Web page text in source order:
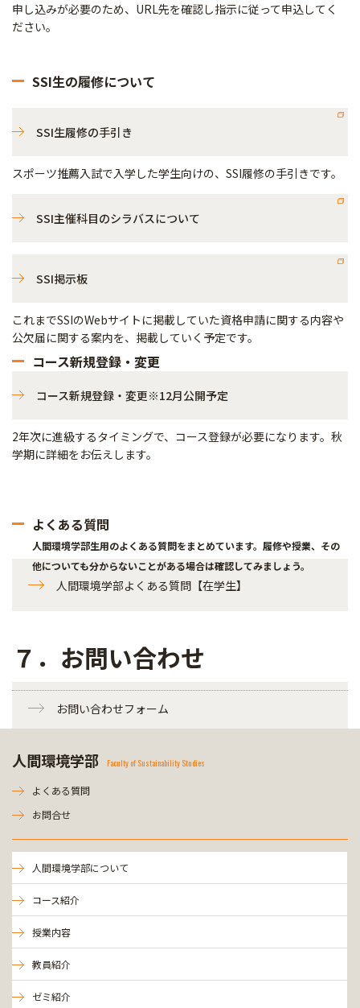
申し込みが必要のため、URL先を確認し指示に従って申込してく
ださい。
SSI生の履修について
SSI生履修の手引き
スポーツ推薦入試で入学した学生向けの、SSI履修の手引きです。
SSI主催科目のシラバスについて
SSI掲示板
これまでSSIのWebサイトに掲載していた資格申請に関する内容や
公欠届に関する案内を、掲載していく予定です。
コース新規登録・変更
コース新規登録・変更※12月公開予定
2年次に進級するタイミングで、コース登録が必要になります。秋
学期に詳細をお伝えします。
よくある質問
人間環境学部生用のよくある質問をまとめています。履修や授業、その
他についても分からないことがある場合は確認してみましょう。
人間環境学部よくある質問【在学生】
７．お問い合わせ
お問い合わせフォーム
人間環境学部 Faculty of Sustainability Studies
よくある質問
お問合せ
人間環境学部について
コース紹介
授業内容
教員紹介
ゼミ紹介